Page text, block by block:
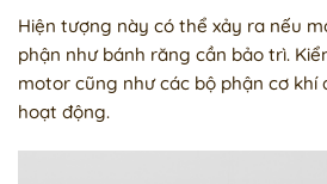
Hiện tượng này có thể xảy ra nếu
phận như bánh răng cần bảo trì.
motor cũng như các bộ phận cơ khí
hoạt động.